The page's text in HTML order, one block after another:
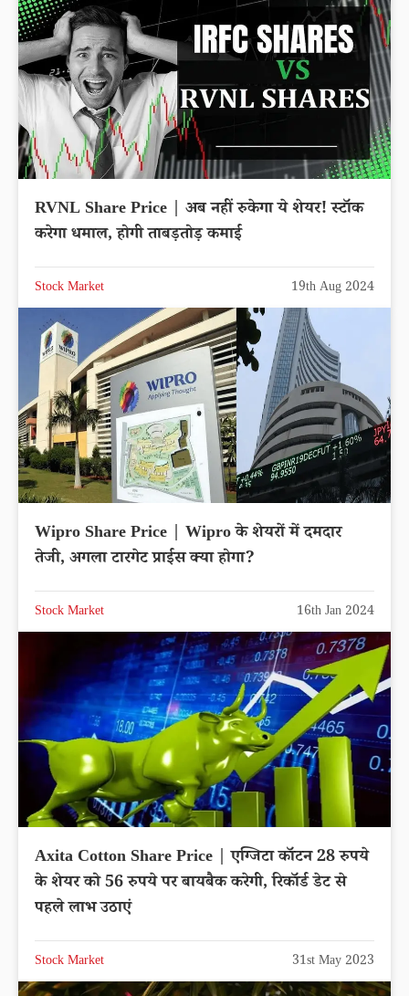
RVNL Share Price | अब नहीं रुकेगा ये शेयर! स्टॉक
करेगा धमाल, होगी ताबड़तोड़ कमाई
Stock Market 19th Aug 2024
Wipro Share Price | Wipro के शेयरों में दमदार
तेजी, अगला टारगेट प्राईस क्या होगा?
Stock Market 16th Jan 2024
Axita Cotton Share Price | एग्जिटा कॉटन 28 रुपये
के शेयर को 56 रुपये पर बायबैक करेगी, रिकॉर्ड डेट से
पहले लाभ उठाएं
Stock Market 31st May 2023